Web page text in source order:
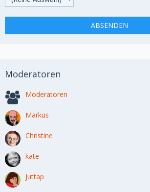
Moderatoren
Moderatoren
Markus
Christine
kate
Juttap